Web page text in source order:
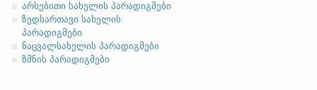
არსებითი სახელის პარადიგმები
ზედსართავი სახელის
პარადიგმები
ნაცვალსახელის პარადიგმები
ზმნის პარადიგმები